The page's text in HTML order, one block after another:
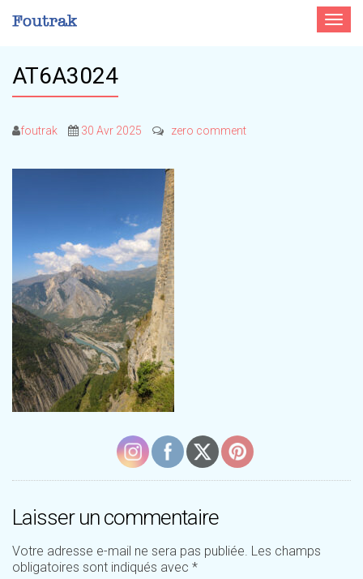
Toggle
AT6A3024
foutrak 30 Avr 2025 zero comment
Laisser un commentaire
Votre adresse e-mail ne sera pas publiée. Les champs
obligatoires sont indiqués avec *